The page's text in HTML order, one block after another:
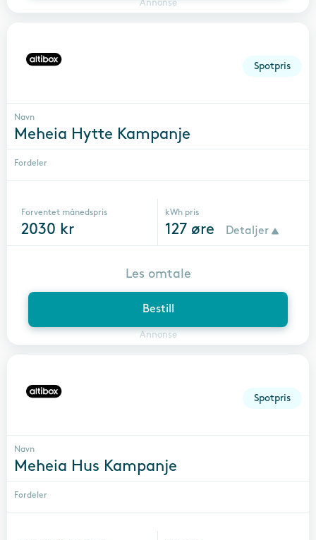
Annonse
Spotpris
Navn
Meheia Hytte Kampanje
Fordeler
Forventet månedspris
2030 kr
kWh pris
127 øre Detaljer
Bestill
Annonse
Les omtale
Spotpris
Navn
Meheia Hus Kampanje
Fordeler